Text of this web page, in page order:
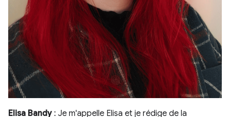
Elisa Bandy: Je m'appelle Elisa et je rédige de la